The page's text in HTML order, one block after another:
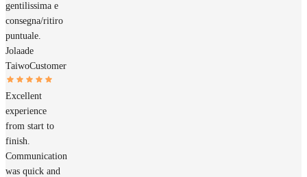
gentilissima e
consegna/ritiro
puntuale.
Jolaade
TaiwoCustomer
Excellent
experience
from start to
finish.
Communication
was quick and